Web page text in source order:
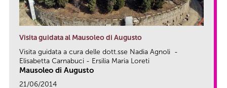
Visita guidata al Mausoleo di Augusto
Visita guidata a cura delle dott.sse Nadia Agnoli -
Elisabetta Carnabuci - Ersilia Maria Loreti
Mausoleo di Augusto
21/06/2014